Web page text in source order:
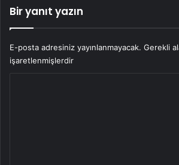
Bir yanıt yazın
E-posta adresiniz yayınlanmayacak. Gerekli
işaretlenmişlerdir